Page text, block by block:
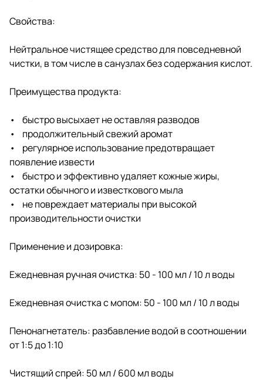
Свойства:
Нейтральное чистящее средство для повседневной
чистки, в том числе в санузлах без содержания кислот.
Преимущества продукта:
• быстро высыхает не оставляя разводов
• продолжительный свежий аромат
• регулярное использование предотвращает
появление извести
• быстро и эффективно удаляет кожные жиры,
остатки обычного и известкового мыла
• не повреждает материалы при высокой
производительности очистки
Применение и дозировка:
Ежедневная ручная очистка: 50 - 100 мл / 10 л воды
Ежедневная очистка с мопом: 50 - 100 мл / 10 л воды
Пенонагнетатель: разбавление водой в соотношении
от 1:5 до 1:10
Чистящий спрей: 50 мл / 600 мл воды